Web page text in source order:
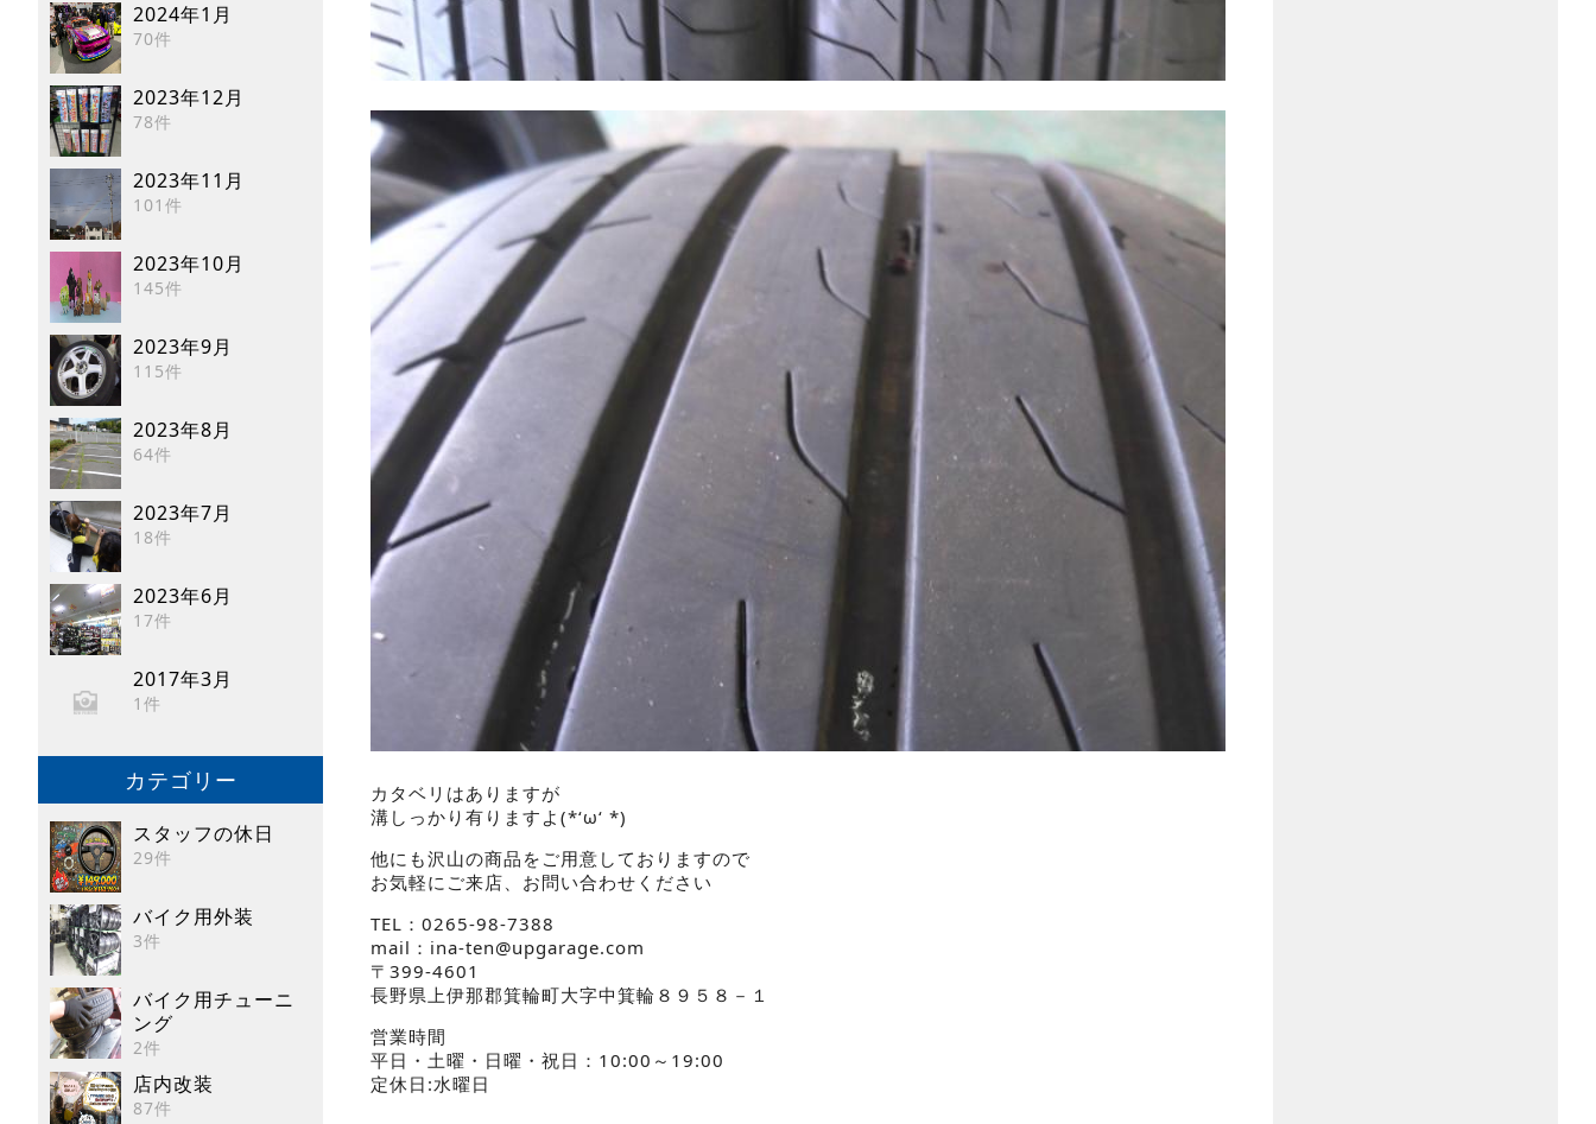
2024年1月
70件
2023年12月
78件
2023年11月
101件
2023年10月
145件
2023年9月
115件
2023年8月
64件
2023年7月
18件
2023年6月
17件
2017年3月
1件
カテゴリー
スタッフの休日
29件
バイク用外装
3件
バイク用チューニ
ング
2件
店内改装
87件
カタベリはありますが
溝しっかり有りますよ(*‘ω‘ *)
他にも沢山の商品をご用意しておりますので
お気軽にご来店、お問い合わせください
TEL：0265-98-7388
mail：ina-ten@upgarage.com
〒399-4601
長野県上伊那郡箕輪町大字中箕輪８９５８－１
営業時間
平日・土曜・日曜・祝日：10:00～19:00
定休日:水曜日